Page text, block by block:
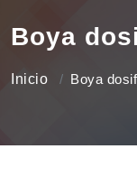
Boya
Inicio Boya